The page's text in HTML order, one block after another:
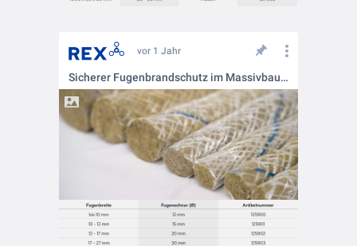
vor 1 Jahr
Sicherer Fugenbrandschutz im Massivbau: Rex Fugenschnur SG 300